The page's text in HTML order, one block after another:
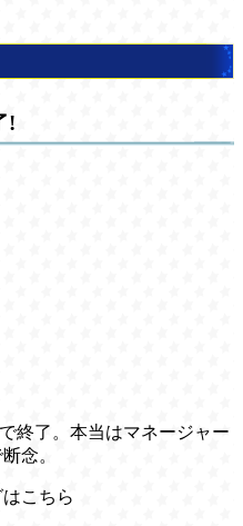
!
で終了。本当はマネージャー
念。
こちら